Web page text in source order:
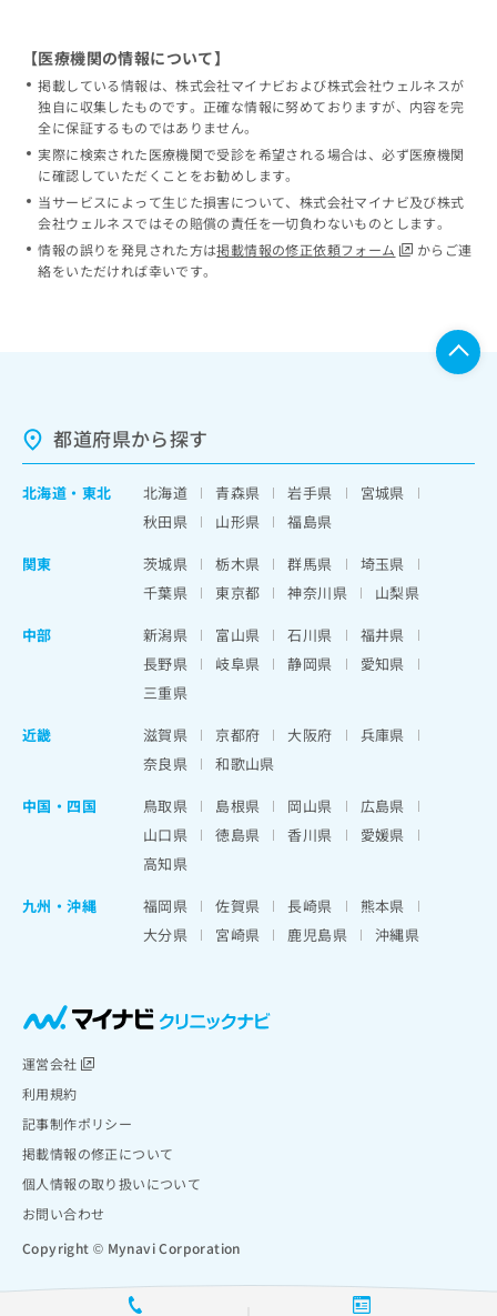
【医療機関の情報について】
掲載している情報は、株式会社マイナビおよび株式会社ウェルネスが
独自に収集したものです。正確な情報に努めておりますが、内容を完
全に保証するものではありません。
実際に検索された医療機関で受診を希望される場合は、必ず医療機関
に確認していただくことをお勧めします。
当サービスによって生じた損害について、株式会社マイナビ及び株式
会社ウェルネスではその賠償の責任を一切負わないものとします。
情報の誤りを発見された方は掲載情報の修正依頼フォーム
からご連
絡をいただければ幸いです。
都道府県から探す
北海道 ・ 東北 北海道 青森県 岩手県
宮城県
秋田県
山形県
福島県
関東
茨城県 栃木県 群馬県
埼玉県
千葉県
東京都 神奈川県
山梨県
中部
新潟県 富山県 石川県
福井県
長野県
岐阜県 静岡県
愛知県
三重県
近畿
滋賀県 京都府 大阪府
兵庫県
奈良県
和歌山県
中国・四国
鳥取県 島根県 岡山県
広島県
山口県
徳島県 香川県
愛媛県
高知県
九州・沖縄
福岡県 佐賀県 長崎県
熊本県
大分県
宮崎県 鹿児島県 沖縄県
運営会社
利用規約
記事制作ポリシー
掲載情報の修正について
個人情報の取り扱いについて
お問い合わせ
Copyright © Mynavi Corporation